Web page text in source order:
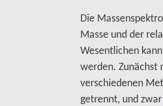
Die
Masse und der
Wesentlichen
werden. Zunächst
verschiedenen
getrennt, und